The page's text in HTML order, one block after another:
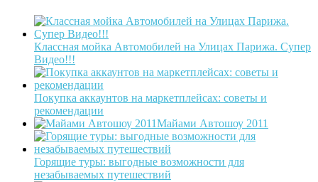
Классная мойка Автомобилей на Улицах Парижа. Супер
Видео!!!
Покупка аккаунтов на маркетплейсах: советы и
рекомендации
Майами Автошоу 2011
Горящие туры: выгодные возможности для
незабываемых путешествий